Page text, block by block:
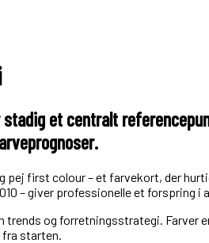
et centralt
pej first colour – et farvekort, der
– giver professionelle et forspring
trends og forretningsstrategi.
starten.